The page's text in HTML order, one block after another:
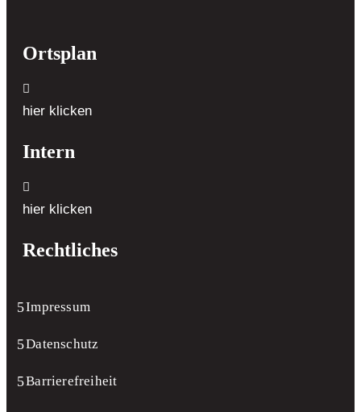
Ortsplan
hier klicken
Intern
hier klicken
Rechtliches
Impressum
Datenschutz
Barrierefreiheit